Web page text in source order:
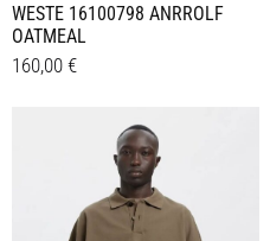
WESTE 16100798 ANRROLF
OATMEAL
160,00 €
Produkt
mehrere
Varianten